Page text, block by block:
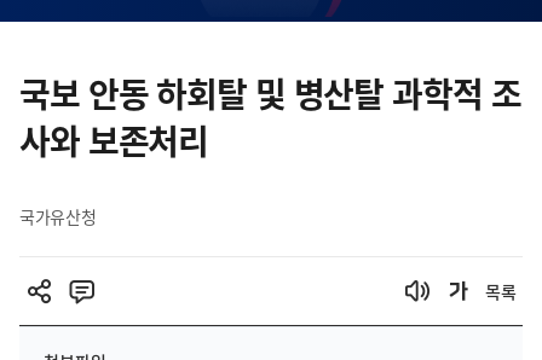
텐
츠
영
국보 안동 하회탈 및 병산탈 과학적 조
사와 보존처리
국가유산청
목록